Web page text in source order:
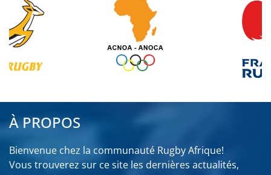
À PROPOS
Bienvenue chez la communauté Rugby Afrique!
Vous trouverez sur ce site les dernières actualités,